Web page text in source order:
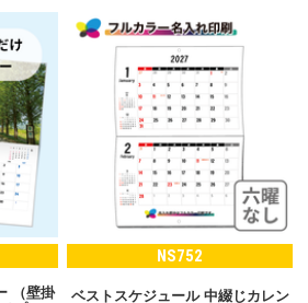
（壁掛
NS752
ベストスケジュール 中綴じカレン